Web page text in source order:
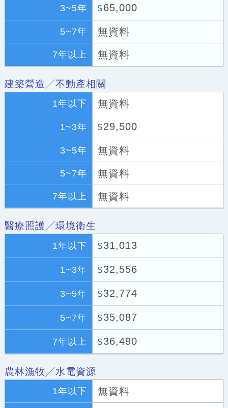
3~5年 $65,000
5~7年 無資料
7年以上 無資料
建築營造╱不動產相關
1年以下 無資料
1~3年 $29,500
3~5年 無資料
5~7年 無資料
7年以上 無資料
醫療照護╱環境衛生
1年以下 $31,013
1~3年 $32,556
3~5年 $32,774
5~7年 $35,087
7年以上 $36,490
農林漁牧╱水電資源
1年以下 無資料